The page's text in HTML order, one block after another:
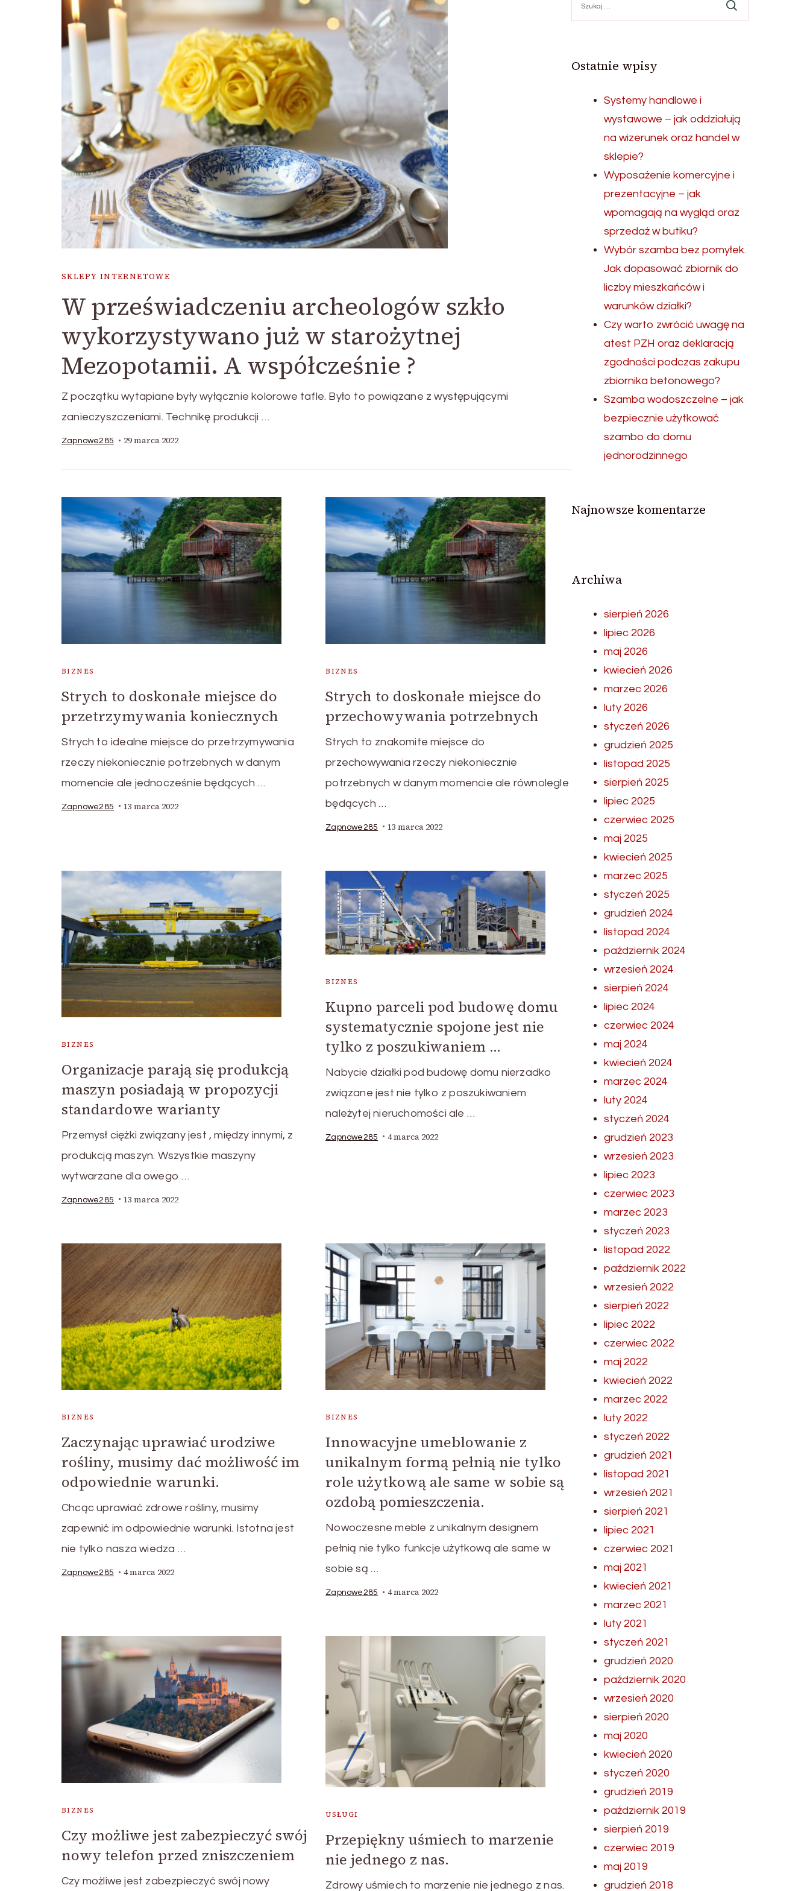
SKLEPY INTERNETOWE
W przeświadczeniu archeologów szkło
wykorzystywano już w starożytnej
Mezopotamii. A współcześnie ?
Z początku wytapiane były wyłącznie kolorowe tafle. Było to powiązane z występującymi
zanieczyszczeniami. Technikę produkcji …
Zapnowe285 29 marca 2022
BIZNES
Strych to doskonałe miejsce do
przetrzymywania koniecznych
Strych to idealne miejsce do przetrzymywania
rzeczy niekoniecznie potrzebnych w danym
momencie ale jednocześnie będących …
Zapnowe285 13 marca 2022
BIZNES
Strych to doskonałe miejsce do
przechowywania potrzebnych
Strych to znakomite miejsce do
przechowywania rzeczy niekoniecznie
potrzebnych w danym momencie ale równolegle
będących …
Zapnowe285 13 marca 2022
BIZNES
Organizacje parają się produkcją
maszyn posiadają w propozycji
standardowe warianty
Przemysł ciężki związany jest , między innymi, z
produkcją maszyn. Wszystkie maszyny
wytwarzane dla owego …
Zapnowe285 13 marca 2022
BIZNES
Kupno parceli pod budowę domu
systematycznie spojone jest nie
tylko z poszukiwaniem …
Nabycie działki pod budowę domu nierzadko
związane jest nie tylko z poszukiwaniem
należytej nieruchomości ale …
Zapnowe285 4 marca 2022
BIZNES
Zaczynając uprawiać urodziwe
rośliny, musimy dać możliwość im
odpowiednie warunki.
Chcąc uprawiać zdrowe rośliny, musimy
zapewnić im odpowiednie warunki. Istotna jest
nie tylko nasza wiedza …
Zapnowe285 4 marca 2022
BIZNES
Innowacyjne umeblowanie z
unikalnym formą pełnią nie tylko
role użytkową ale same w sobie są
ozdobą pomieszczenia.
Nowoczesne meble z unikalnym designem
pełnią nie tylko funkcje użytkową ale same w
sobie są …
Zapnowe285 4 marca 2022
BIZNES
Czy możliwe jest zabezpieczyć swój
nowy telefon przed zniszczeniem
Czy możliwe jest zabezpieczyć swój nowy
USŁUGI
Przepiękny uśmiech to marzenie
nie jednego z nas.
Zdrowy uśmiech to marzenie nie jednego z nas.
Ostatnie wpisy
Systemy handlowe i
wystawowe – jak oddziałują
na wizerunek oraz handel w
sklepie?
Wyposażenie komercyjne i
prezentacyjne – jak
wpomagają na wygląd oraz
sprzedaż w butiku?
Wybór szamba bez pomyłek.
Jak dopasować zbiornik do
liczby mieszkańców i
warunków działki?
Czy warto zwrócić uwagę na
atest PZH oraz deklaracją
zgodności podczas zakupu
zbiornika betonowego?
Szamba wodoszczelne – jak
bezpiecznie użytkować
szambo do domu
jednorodzinnego
Najnowsze komentarze
Archiwa
sierpień 2026
lipiec 2026
maj 2026
kwiecień 2026
marzec 2026
luty 2026
styczeń 2026
grudzień 2025
listopad 2025
sierpień 2025
lipiec 2025
czerwiec 2025
maj 2025
kwiecień 2025
marzec 2025
styczeń 2025
grudzień 2024
listopad 2024
październik 2024
wrzesień 2024
sierpień 2024
lipiec 2024
czerwiec 2024
maj 2024
kwiecień 2024
marzec 2024
luty 2024
styczeń 2024
grudzień 2023
wrzesień 2023
lipiec 2023
czerwiec 2023
marzec 2023
styczeń 2023
listopad 2022
październik 2022
wrzesień 2022
sierpień 2022
lipiec 2022
czerwiec 2022
maj 2022
kwiecień 2022
marzec 2022
luty 2022
styczeń 2022
grudzień 2021
listopad 2021
wrzesień 2021
sierpień 2021
lipiec 2021
czerwiec 2021
maj 2021
kwiecień 2021
marzec 2021
luty 2021
styczeń 2021
grudzień 2020
październik 2020
wrzesień 2020
sierpień 2020
maj 2020
kwiecień 2020
styczeń 2020
grudzień 2019
październik 2019
sierpień 2019
czerwiec 2019
maj 2019
grudzień 2018